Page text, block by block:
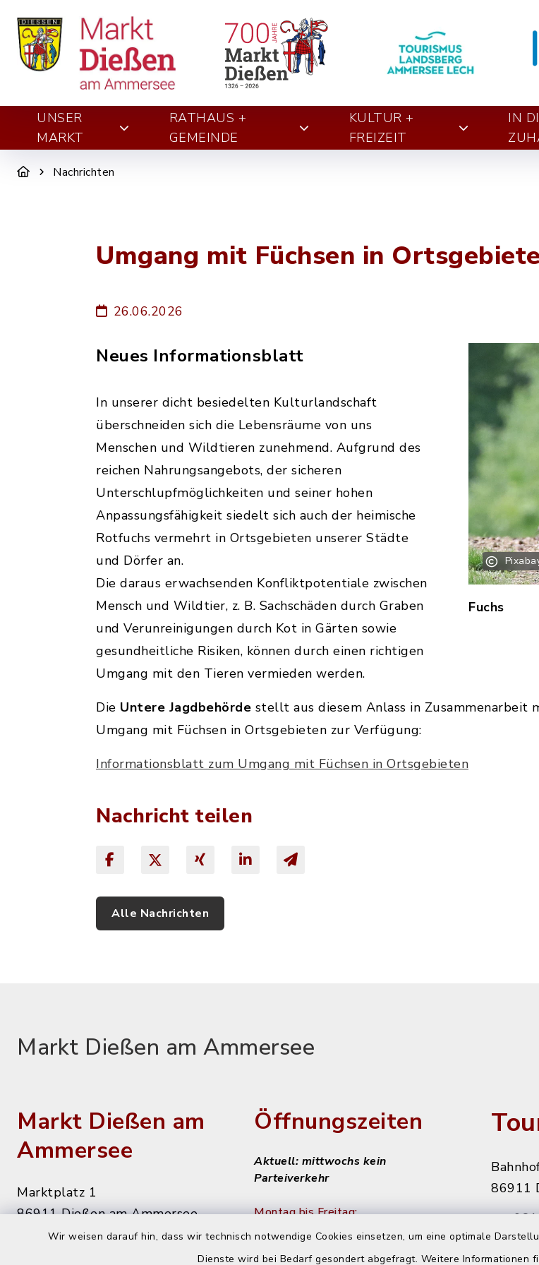
Wir weisen darauf hin, dass wir technisch notwendige Cookies einsetzen, um eine optimale
Dienste wird bei Bedarf gesondert abgefragt. Weitere Informationen
UNSER
MARKT
RATHAUS +
GEMEINDE
KULTUR +
FREIZEIT
IN
Nachrichten
Umgang mit Füchsen in
26.06.2026
Fuchs
Neues Informationsblatt
In unserer dicht besiedelten Kulturlandschaft
überschneiden sich die Lebensräume von uns
Menschen und Wildtieren zunehmend. Aufgrund des
reichen Nahrungsangebots, der sicheren
Unterschlupfmöglichkeiten und seiner hohen
Anpassungsfähigkeit siedelt sich auch der heimische
Rotfuchs vermehrt in Ortsgebieten unserer Städte
und Dörfer an.
Die daraus erwachsenden Konfliktpotentiale zwischen
Mensch und Wildtier, z. B. Sachschäden durch Graben
und Verunreinigungen durch Kot in Gärten sowie
gesundheitliche Risiken, können durch einen richtigen
Umgang mit den Tieren vermieden werden.
Die Untere Jagdbehörde stellt aus diesem Anlass in
Umgang mit Füchsen in Ortsgebieten zur Verfügung:
Informationsblatt zum Umgang mit Füchsen in Ortsgebieten
Nachricht teilen
Alle Nachrichten
Markt Dießen am Ammersee
Markt Dießen am
Ammersee
Marktplatz 1
86911 Dießen am Ammersee
08807 9294-0
Öffnungszeiten
Aktuell: mittwochs kein
Parteiverkehr
Montag bis Freitag:
8 - 12 Uhr
86911